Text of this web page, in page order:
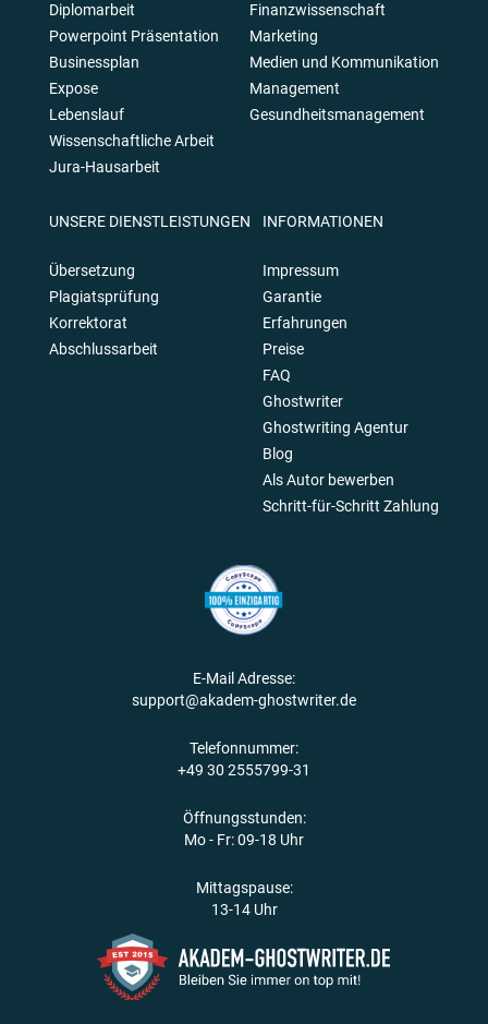
Diplomarbeit
Powerpoint Präsentation
Businessplan
Expose
Lebenslauf
Wissenschaftliche Arbeit
Jura-Hausarbeit
Finanzwissenschaft
Marketing
Medien und Kommunikation
Management
Gesundheitsmanagement
UNSERE DIENSTLEISTUNGEN
Übersetzung
Plagiatsprüfung
Korrektorat
Abschlussarbeit
INFORMATIONEN
Impressum
Garantie
Erfahrungen
Preise
FAQ
Ghostwriter
Ghostwriting Agentur
Blog
Als Autor bewerben
Schritt-für-Schritt Zahlung
E-Mail Adresse:
support@akadem-ghostwriter.de
Telefonnummer:
+49 30 2555799-31
Öffnungsstunden:
Mo - Fr: 09-18 Uhr
Mittagspause:
13-14 Uhr